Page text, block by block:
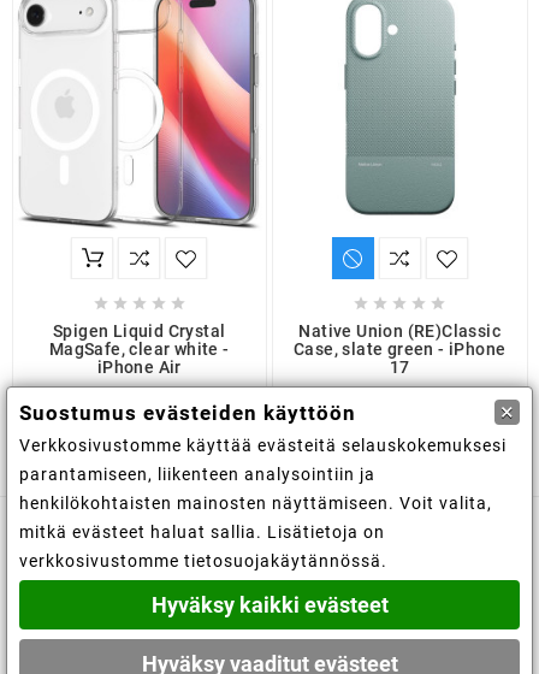
    
Spigen Liquid Crystal
MagSafe, clear white -
iPhone Air
    
Native Union (RE)Classic
Case, slate green - iPhone
17
Kaupan tiedot

Suostumus evästeiden käyttöön ×
Verkkosivustomme käyttää evästeitä selauskokemuksesi
parantamiseen, liikenteen analysointiin ja
henkilökohtaisten mainosten näyttämiseen. Voit valita,
mitkä evästeet haluat sallia. Lisätietoja on
verkkosivustomme tietosuojakäytännössä.
Hyväksy kaikki evästeet
Hyväksy vaaditut evästeet